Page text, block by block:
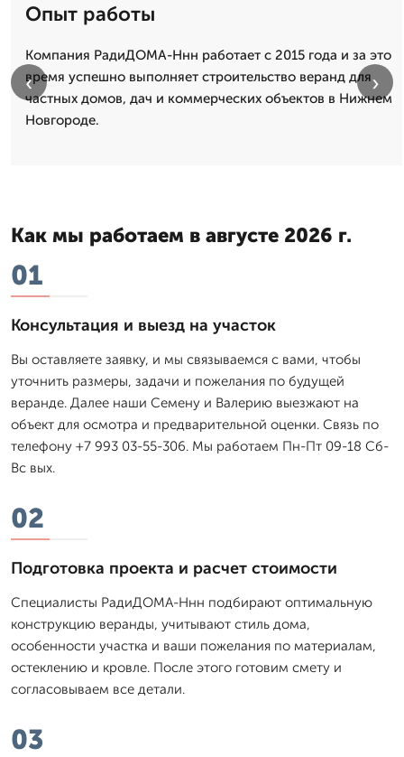
Опыт работы
Компания РадиДОМА-Ннн работает с 2015 года и за это
время успешно выполняет строительство веранд для
частных домов, дач и коммерческих объектов в Нижнем
Новгороде.
‹ ›
Как мы работаем в августе 2026 г.
01
Консультация и выезд на участок
Вы оставляете заявку, и мы связываемся с вами, чтобы
уточнить размеры, задачи и пожелания по будущей
веранде. Далее наши Семену и Валерию выезжают на
объект для осмотра и предварительной оценки. Связь по
телефону +7 993 03-55-306. Мы работаем Пн-Пт 09-18 Сб-
Вс вых.
02
Подготовка проекта и расчет стоимости
Специалисты РадиДОМА-Ннн подбирают оптимальную
конструкцию веранды, учитывают стиль дома,
особенности участка и ваши пожелания по материалам,
остеклению и кровле. После этого готовим смету и
согласовываем все детали.
03